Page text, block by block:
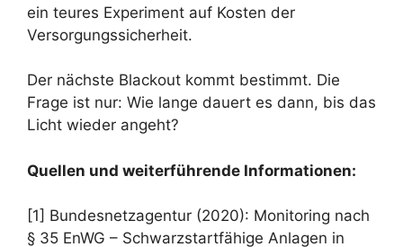
ein teures Experiment auf Kosten der
Versorgungssicherheit.
Der nächste Blackout kommt bestimmt. Die
Frage ist nur: Wie lange dauert es dann, bis das
Licht wieder angeht?
Quellen und weiterführende Informationen:
[1] Bundesnetzagentur (2020): Monitoring nach
§ 35 EnWG – Schwarzstartfähige Anlagen in